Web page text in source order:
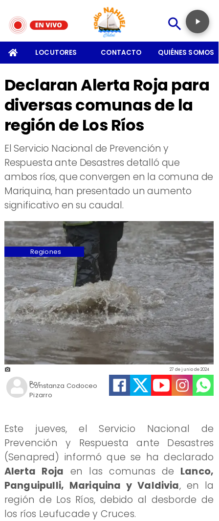
LOCUTORES CONTACTO QUIÉNES SOMOS
Declaran Alerta Roja para
diversas comunas de la
región de Los Ríos
El Servicio Nacional de Prevención y
Respuesta ante Desastres detalló que
ambos ríos, que convergen en la comuna de
Mariquina, han presentado un aumento
significativo en su caudal.
Constanza Codoceo
Pizarro
27 de junio de 2024
Regiones
Por
Este jueves, el Servicio Nacional de
Prevención y Respuesta ante Desastres
(Senapred) informó que se ha declarado
Alerta Roja en las comunas de Lanco,
Panguipulli, Mariquina y Valdivia, en la
región de Los Ríos, debido al desborde de
los ríos Leufucade y Cruces.